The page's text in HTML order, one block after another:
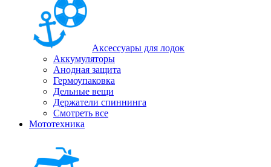
Аксессуары для лодок
Аккумуляторы
Анодная защита
Гермоупаковка
Дельные вещи
Держатели спиннинга
Смотреть все
Мототехника